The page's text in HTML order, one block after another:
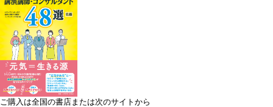
ご購入は全国の書店または次のサイトから